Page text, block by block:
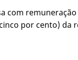
com
por cento) da